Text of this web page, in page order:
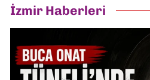
İzmir Haberleri